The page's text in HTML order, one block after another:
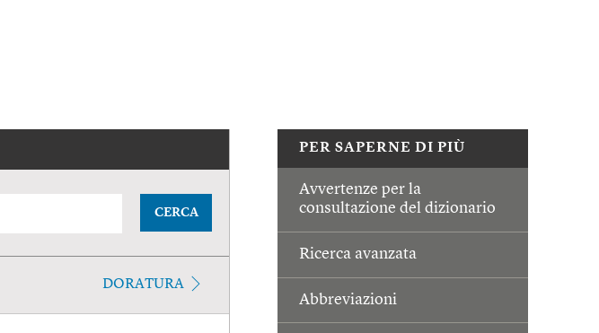
PER SAPERNE DI PIÙ
Avvertenze per la
consultazione del dizionario
Ricerca avanzata
Abbreviazioni
CERCA
DORATURA